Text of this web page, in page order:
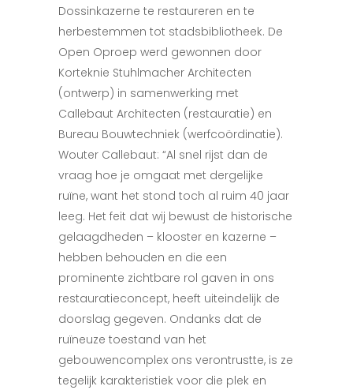
Dossinkazerne te restaureren en te
herbestemmen tot stadsbibliotheek. De
Open Oproep werd gewonnen door
Korteknie Stuhlmacher Architecten
(ontwerp) in samenwerking met
Callebaut Architecten (restauratie) en
Bureau Bouwtechniek (werfcoördinatie).
Wouter Callebaut: “Al snel rijst dan de
vraag hoe je omgaat met dergelijke
ruïne, want het stond toch al ruim 40 jaar
leeg. Het feit dat wij bewust de historische
gelaagdheden – klooster en kazerne –
hebben behouden en die een
prominente zichtbare rol gaven in ons
restauratieconcept, heeft uiteindelijk de
doorslag gegeven. Ondanks dat de
ruïneuze toestand van het
gebouwencomplex ons verontrustte, is ze
tegelijk karakteristiek voor die plek en